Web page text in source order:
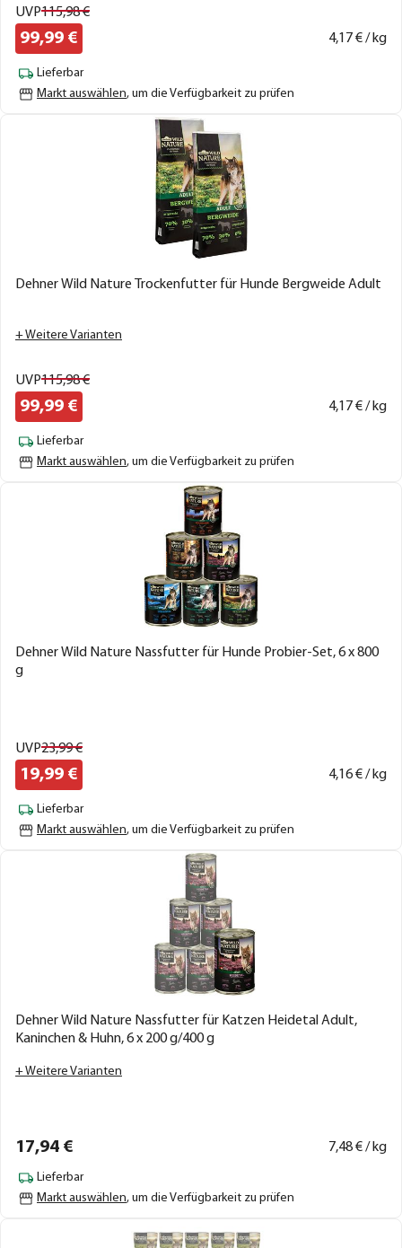
UVP115,98€
99,99 € 4,17€ / kg
Lieferbar
Markt auswählen, um die Verfügbarkeit zu prüfen
Dehner Wild Nature Trockenfutter für Hunde Bergweide Adult
+ Weitere Varianten
UVP115,98€
99,99 € 4,17€ / kg
Lieferbar
Markt auswählen, um die Verfügbarkeit zu prüfen
Dehner Wild Nature Nassfutter für Hunde Probier-Set, 6 x 800
g
UVP23,99€
19,99 € 4,16€ / kg
Lieferbar
Markt auswählen, um die Verfügbarkeit zu prüfen
Dehner Wild Nature Nassfutter für Katzen Heidetal Adult,
Kaninchen & Huhn, 6 x 200 g/400 g
+ Weitere Varianten
17,94 € 7,48€ / kg
Lieferbar
Markt auswählen, um die Verfügbarkeit zu prüfen